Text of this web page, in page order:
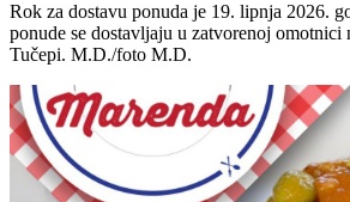
Rok za dostavu ponuda je 19. lipnja 2026.
ponude se dostavljaju u zatvorenoj omotnici
Tučepi. M.D./foto M.D.